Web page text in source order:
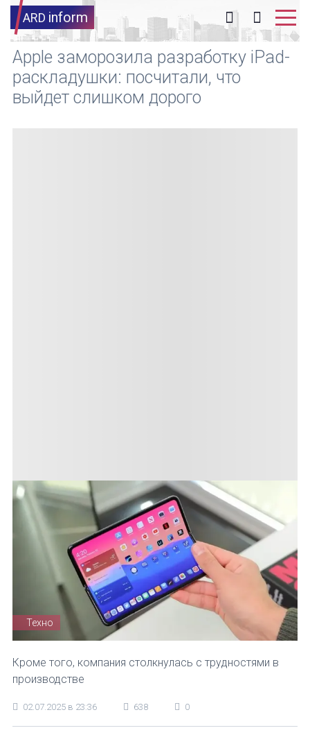
ARD inform
Apple заморозила разработку iPad-
раскладушки: посчитали, что
выйдет слишком дорого
Техно
Кроме того, компания столкнулась с трудностями в
производстве
02.07.2025 в 23:36 638 0